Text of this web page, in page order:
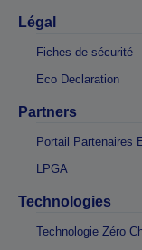
Légal
Fiches de sécurité
Eco Declaration
Partners
Portail Partenaires
LPGA
Technologies
Technologie Zéro